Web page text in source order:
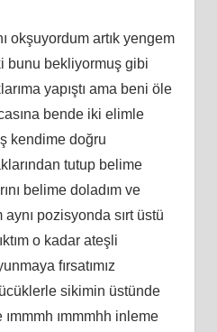
okşuyordum artık yengem
bunu bekliyormuş gibi
yapıştı ama beni öle
bende iki elimle
kendime doğru
tutup belime
belime doladım ve
pozisyonda sırt üstü
o kadar ateşli
fırsatımız
sikimin üstünde
ımmmhh inleme